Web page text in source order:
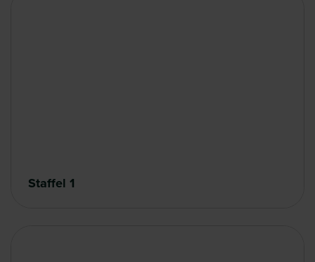
Staffel 1